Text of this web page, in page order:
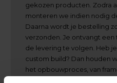
gekozen producten. Zodra
monteren we indien nodig
Daarna wordt je bestelling
verzonden. Je ontvangt
de levering te volgen. Heb
custom build? Dan houden
het opbouwproces, van